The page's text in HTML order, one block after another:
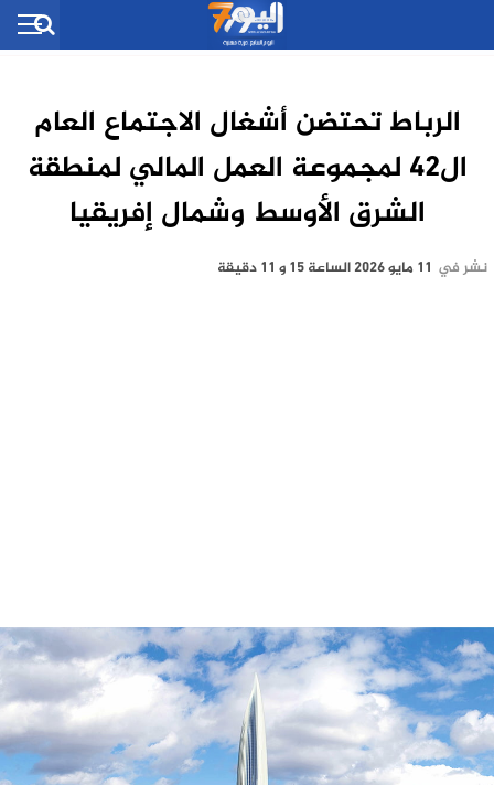
الرباط تحتضن أشغال الاجتماع العام
ال42 لمجموعة العمل المالي لمنطقة
الشرق الأوسط وشمال إفريقيا
نشر في 11 مايو 2026 الساعة 15 و 11 دقيقة